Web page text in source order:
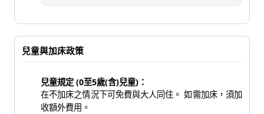
兒童與加床政策
兒童規定 (0至5歲(含)兒童)：
在不加床之情況下可免費與大人同住。 如需加床，須加
收額外費用。